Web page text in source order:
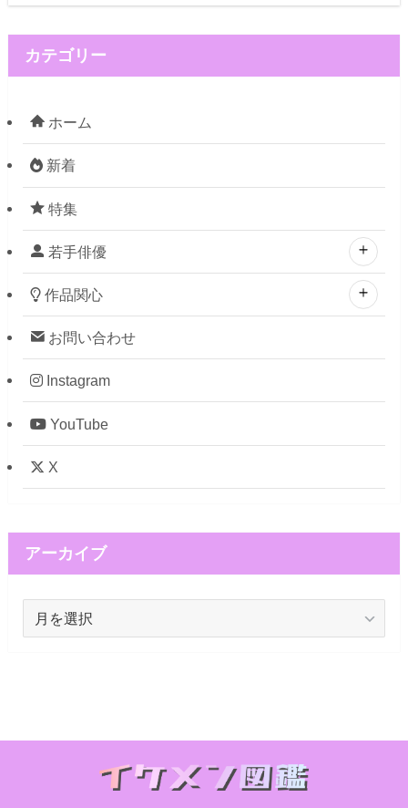
カテゴリー
ホーム
新着
特集
若手俳優
作品関心
お問い合わせ
Instagram
YouTube
X
アーカイブ